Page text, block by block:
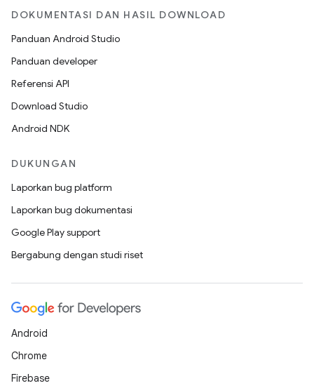
DOKUMENTASI DAN HASIL DOWNLOAD
Panduan Android Studio
Panduan developer
Referensi API
Download Studio
Android NDK
DUKUNGAN
Laporkan bug platform
Laporkan bug dokumentasi
Google Play support
Bergabung dengan studi riset
Android
Chrome
Firebase